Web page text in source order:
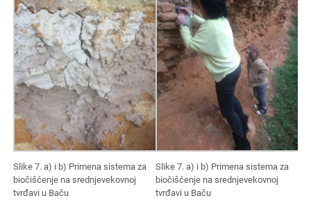
Slike 7. a) i b) Primena sistema za
biočišćenje na srednjevekovnoj
tvrđavi u Baču
Slike 7. a) i b) Primena sistema za
biočišćenje na srednjevekovnoj
tvrđavi u Baču